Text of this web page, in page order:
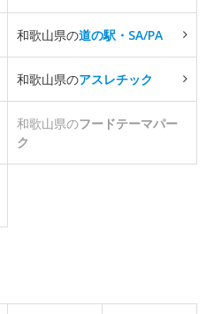
和歌山県の道の駅・SA/PA
和歌山県のアスレチック
和歌山県のフードテーマパー
ク